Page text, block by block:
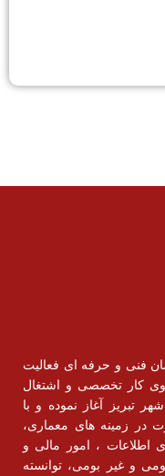
فنی و حرفه ای فعالیت
نیروی کار تخصصی و اشتغال
تبریز آغاز نموده و با
در زمینه های معماری،
اطلاعات ، امور مالی و
و غیر بومی، توانسته